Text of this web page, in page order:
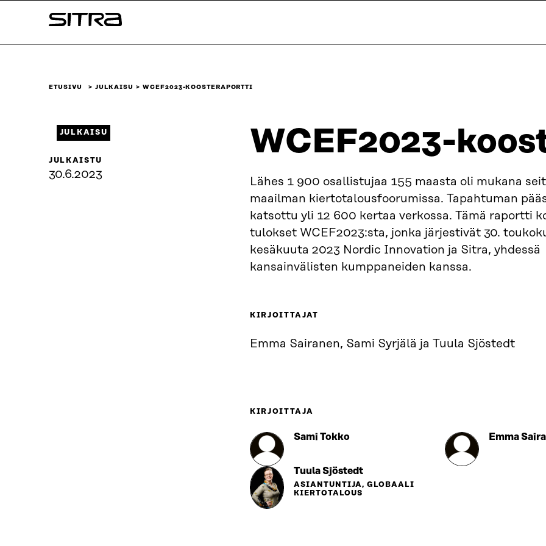
sisältöön
Sitra
ETUSIVU JULKAISU WCEF2023-KOOSTERAPORTTI
WCEF2023-
Lähes 1 900 osallistujaa 155 maasta oli mukana
maailman kiertotalousfoorumissa. Tapahtuman
katsottu yli 12 600 kertaa verkossa. Tämä raportti
tulokset WCEF2023:sta, jonka järjestivät 30.
kesäkuuta 2023 Nordic Innovation ja Sitra, yhdessä
kansainvälisten kumppaneiden kanssa.
KIRJOITTAJAT
Emma Sairanen, Sami Syrjälä ja Tuula Sjöstedt
KIRJOITTAJA
Sami Tokko Emma
Tuula Sjöstedt
ASIANTUNTIJA, GLOBAALI
KIERTOTALOUS
JULKAISU
JULKAISTU
30.6.2023